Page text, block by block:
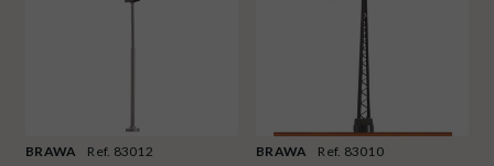
BRAWA
Ref. 83012
BRAWA
Ref. 83010